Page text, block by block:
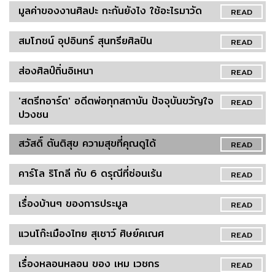
READ
มูลค่าของงานศิลปะ กะกันยังไง ใช้อะไรมาวัด
READ
สมโภชน์ อุปอินทร์ สุนทรียศิลปิน
READ
ส่องศิลป์ถิ่นอิเหนา
READ
'สตรีทอาร์ต' อดีตพ่อทุกสถาบัน ปัจจุบันขวัญใจ
ปวงชน
READ
สวัสดิ์ ตันติสุข ความสุขที่คุณดูได้
READ
คาร์โล ริโกลี กับ 6 ดรุณีที่ซ่อนเร้น
READ
เรื่องบ้านๆ ของการประมูล
READ
แวนโก๊ะเมืองไทย สุเชาว์ ศิษย์คเณศ
READ
เรื่องหลอนหลอน ของ เหม เวชกร